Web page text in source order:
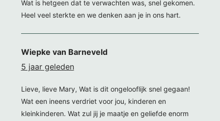
Wat is hetgeen dat te verwachten was, snel gekomen.
Heel veel sterkte en we denken aan je in ons hart.
Wiepke van Barneveld
5 jaar geleden
Lieve, lieve Mary, Wat is dit ongelooflijk snel gegaan!
Wat een ineens verdriet voor jou, kinderen en
kleinkinderen. Wat zul jij je maatje en geliefde enorm